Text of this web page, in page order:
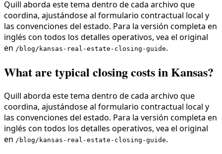
Quill aborda este tema dentro de cada archivo que
coordina, ajustándose al formulario contractual local y
las convenciones del estado. Para la versión completa en
inglés con todos los detalles operativos, vea el original
en /blog/kansas-real-estate-closing-guide.
What are typical closing costs in Kansas?
Quill aborda este tema dentro de cada archivo que
coordina, ajustándose al formulario contractual local y
las convenciones del estado. Para la versión completa en
inglés con todos los detalles operativos, vea el original
en /blog/kansas-real-estate-closing-guide.